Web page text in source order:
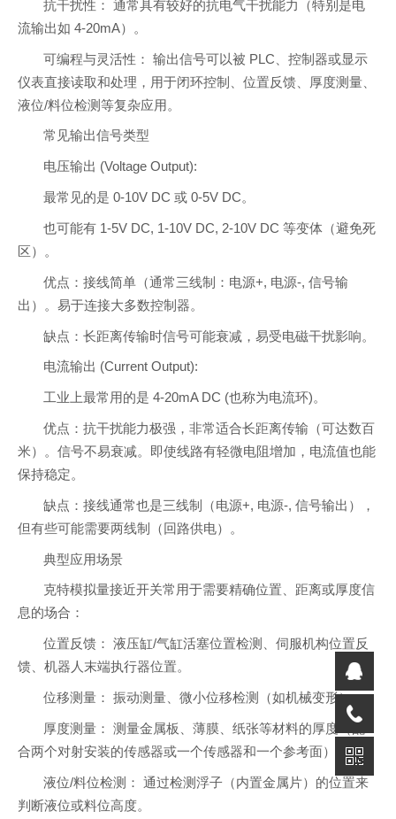
抗干扰性： 通常具有较好的抗电气干扰能力（特别是电
流输出如 4-20mA）。
可编程与灵活性： 输出信号可以被 PLC、控制器或显示
仪表直接读取和处理，用于闭环控制、位置反馈、厚度测量、
液位/料位检测等复杂应用。
常见输出信号类型
电压输出 (Voltage Output):
最常见的是 0-10V DC 或 0-5V DC。
也可能有 1-5V DC, 1-10V DC, 2-10V DC 等变体（避免死
区）。
优点：接线简单（通常三线制：电源+, 电源-, 信号输
出）。易于连接大多数控制器。
缺点：长距离传输时信号可能衰减，易受电磁干扰影响。
电流输出 (Current Output):
工业上最常用的是 4-20mA DC (也称为电流环)。
优点：抗干扰能力极强，非常适合长距离传输（可达数百
米）。信号不易衰减。即使线路有轻微电阻增加，电流值也能
保持稳定。
缺点：接线通常也是三线制（电源+, 电源-, 信号输出），
但有些可能需要两线制（回路供电）。
典型应用场景
克特模拟量接近开关常用于需要精确位置、距离或厚度信
息的场合：
位置反馈： 液压缸/气缸活塞位置检测、伺服机构位置反
馈、机器人末端执行器位置。
位移测量： 振动测量、微小位移检测（如机械变形）。
厚度测量： 测量金属板、薄膜、纸张等材料的厚度（配
合两个对射安装的传感器或一个传感器和一个参考面）。
液位/料位检测： 通过检测浮子（内置金属片）的位置来
判断液位或料位高度。